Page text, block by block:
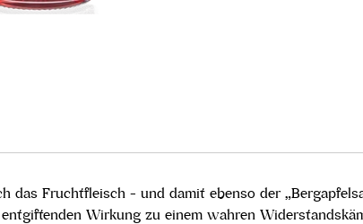
das Fruchtfleisch - und damit ebenso der
Wirkung zu einem wahren